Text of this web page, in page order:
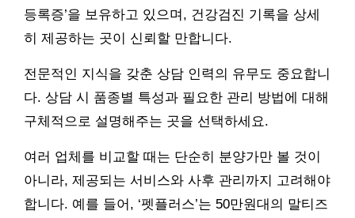
등록증’을 보유하고 있으며, 건강검진 기록을 상세
히 제공하는 곳이 신뢰할 만합니다.
전문적인 지식을 갖춘 상담 인력의 유무도 중요합니
다. 상담 시 품종별 특성과 필요한 관리 방법에 대해
구체적으로 설명해주는 곳을 선택하세요.
여러 업체를 비교할 때는 단순히 분양가만 볼 것이
아니라, 제공되는 서비스와 사후 관리까지 고려해야
합니다. 예를 들어, ‘펫플러스’는 50만원대의 말티즈